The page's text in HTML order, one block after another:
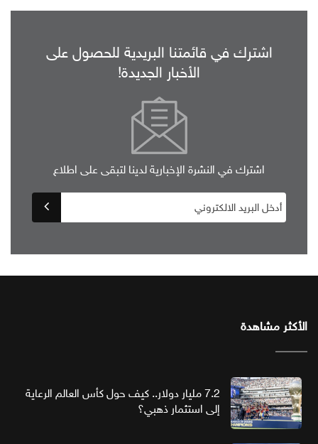
اشترك في قائمتنا البريدية للحصول على
الأخبار الجديدة!
اشترك في النشرة الإخبارية لدينا لتبقى على اطلاع
الأكثر مشاهدة
7.2 مليار دولار.. كيف حول كأس العالم الرعاية
إلى استثمار ذهبي؟